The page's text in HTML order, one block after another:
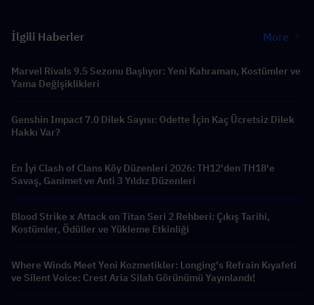
İlgili Haberler More
Marvel Rivals 9.5 Sezonu Başlıyor: Yeni Kahraman, Kostümler ve
Yama Değişiklikleri
Genshin Impact 7.0 Dilek Sayısı: Odette İçin Kaç Ücretsiz Dilek
Hakkı Var?
En İyi Clash of Clans Köy Düzenleri 2026: TH12'den TH18'e
Savaş, Ganimet ve Anti 3 Yıldız Düzenleri
Blood Strike x Attack on Titan Seri 2 Rehberi: Çıkış Tarihi,
Kostümler, Ödüller ve Yükleme Etkinliği
Where Winds Meet Yeni Kozmetikler: Longing's Refrain Kıyafeti
ve Silent Voice: Crest Aria Silah Görünümü Yayınlandı!